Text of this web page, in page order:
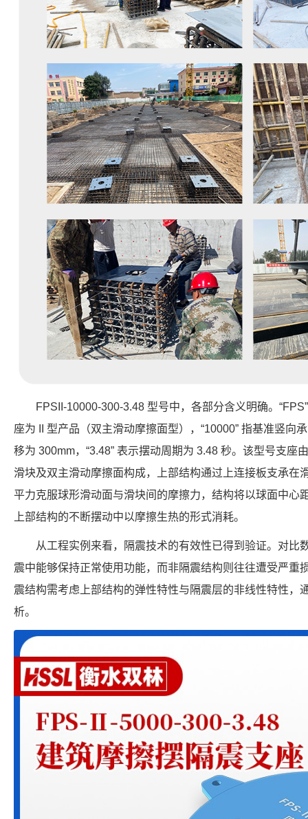
FPSII-10000-300-3.48 型号中，各部分含义明确。
座为 II 型产品（双主滑动摩擦面型），“10000” 指基准竖向
移为 300mm，“3.48” 表示摆动周期为 3.48 秒。该型号支座
滑块及双主滑动摩擦面构成，上部结构通过上连接板支承在
平力克服球形滑动面与滑块间的摩擦力，结构将以球面中心
上部结构的不断摆动中以摩擦生热的形式消耗。
从工程实例来看，隔震技术的有效性已得到验证。对比
震中能够保持正常使用功能，而非隔震结构则往往遭受严重
震结构需考虑上部结构的弹性特性与隔震层的非线性特性，
析。